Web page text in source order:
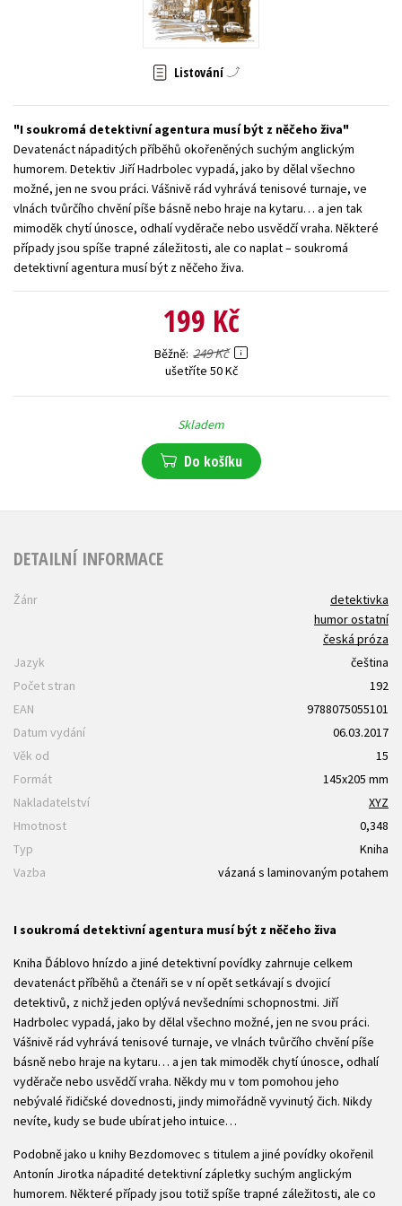
Zahraniční literatura
Všechny tituly
Listování
I soukromá detektivní agentura musí být z něčeho živa
Devatenáct nápaditých příběhů okořeněných suchým anglickým
humorem. Detektiv Jiří Hadrbolec vypadá, jako by dělal všechno
možné, jen ne svou práci. Vášnivě rád vyhrává tenisové turnaje, ve
vlnách tvůrčího chvění píše básně nebo hraje na kytaru… a jen tak
mimoděk chytí únosce, odhalí vyděrače nebo usvědčí vraha. Některé
případy jsou spíše trapné záležitosti, ale co naplat – soukromá
detektivní agentura musí být z něčeho živa.
199 Kč
Běžně 249 Kč
ušetříte 50 Kč
Skladem
Do košíku
DETAILNÍ INFORMACE
Žánr
detektivka
humor ostatní
česká próza
Jazyk
čeština
Počet stran
192
EAN
9788075055101
Datum vydání
06.03.2017
Věk od
15
Formát
145x205 mm
Nakladatelství
XYZ
Hmotnost
0,348
Typ
Kniha
Vazba
vázaná s laminovaným potahem
I soukromá detektivní agentura musí být z něčeho živa
Kniha Ďáblovo hnízdo a jiné detektivní povídky zahrnuje celkem
devatenáct příběhů a čtenáři se v ní opět setkávají s dvojicí
detektivů, z nichž jeden oplývá nevšedními schopnostmi. Jiří
Hadrbolec vypadá, jako by dělal všechno možné, jen ne svou práci.
Vášnivě rád vyhrává tenisové turnaje, ve vlnách tvůrčího chvění píše
básně nebo hraje na kytaru… a jen tak mimoděk chytí únosce, odhalí
vyděrače nebo usvědčí vraha. Někdy mu v tom pomohou jeho
nebývalé řidičské dovednosti, jindy mimořádně vyvinutý čich. Nikdy
nevíte, kudy se bude ubírat jeho intuice…
Podobně jako u knihy Bezdomovec s titulem a jiné povídky okořenil
Antonín Jirotka nápadité detektivní zápletky suchým anglickým
humorem. Některé případy jsou totiž spíše trapné záležitosti, ale co